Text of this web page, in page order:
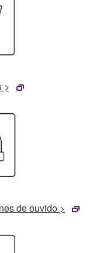
>
de ouvido >